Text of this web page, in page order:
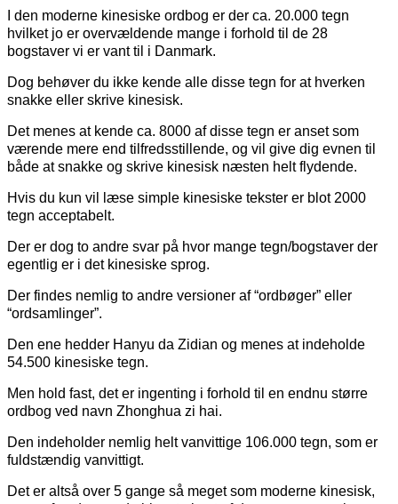
I den moderne kinesiske ordbog er der ca. 20.000 tegn
hvilket jo er overvældende mange i forhold til de 28
bogstaver vi er vant til i Danmark.
Dog behøver du ikke kende alle disse tegn for at hverken
snakke eller skrive kinesisk.
Det menes at kende ca. 8000 af disse tegn er anset som
værende mere end tilfredsstillende, og vil give dig evnen til
både at snakke og skrive kinesisk næsten helt flydende.
Hvis du kun vil læse simple kinesiske tekster er blot 2000
tegn acceptabelt.
Der er dog to andre svar på hvor mange tegn/bogstaver der
egentlig er i det kinesiske sprog.
Der findes nemlig to andre versioner af “ordbøger” eller
“ordsamlinger”.
Den ene hedder Hanyu da Zidian og menes at indeholde
54.500 kinesiske tegn.
Men hold fast, det er ingenting i forhold til en endnu større
ordbog ved navn Zhonghua zi hai.
Den indeholder nemlig helt vanvittige 106.000 tegn, som er
fuldstændig vanvittigt.
Det er altså over 5 gange så meget som moderne kinesisk,